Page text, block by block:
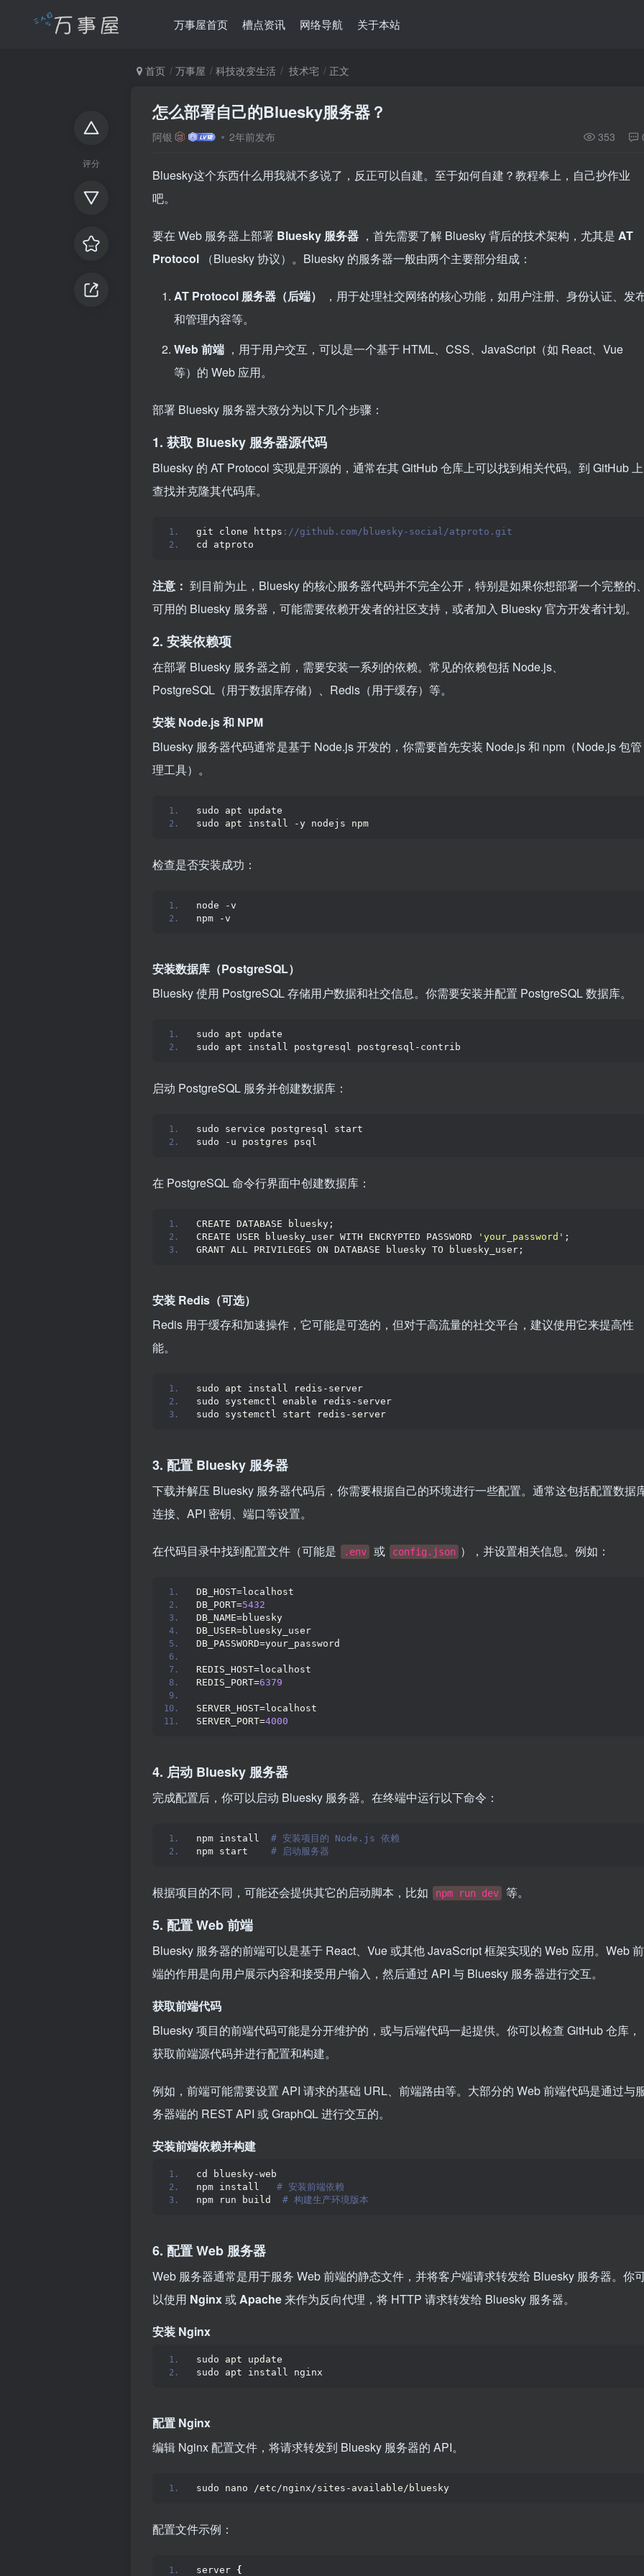
万事屋首页 槽点资讯 网络导航 关于本站
评分
首页 万事屋 科技改变生活 技术宅 正文
怎么部署自己的Bluesky服务器？
阿银 2年前发布 353
Bluesky这个东西什么用我就不多说了，反正可以自建。至于如何自建？教程奉上，自己抄作业
吧。
要在 Web 服务器上部署 Bluesky 服务器 ，首先需要了解 Bluesky 背后的技术架构，尤其是 AT
Protocol
（Bluesky 协议）。Bluesky 的服务器一般由两个主要部分组成：
AT Protocol 服务器（后端）
，用于处理社交网络的核心功能，如用户注册、身份认证、发
和管理内容等。
Web 前端 ，用于用户交互，可以是一个基于 HTML、CSS、JavaScript（如 React、Vue
等）的 Web 应用。
部署 Bluesky 服务器大致分为以下几个步骤：
1. 获取 Bluesky 服务器源代码
Bluesky 的 AT Protocol 实现是开源的，通常在其 GitHub 仓库上可以找到相关代码。到 GitHub 上
查找并克隆其代码库。
git clone https ://github.com/bluesky-social/atproto.git
cd atproto
注意： 到目前为止，Bluesky 的核心服务器代码并不完全公开，特别是如果你想部署一个完整的
可用的 Bluesky 服务器，可能需要依赖开发者的社区支持，或者加入 Bluesky 官方开发者计划。
2. 安装依赖项
在部署 Bluesky 服务器之前，需要安装一系列的依赖。常见的依赖包括 Node.js、
PostgreSQL（用于数据库存储）、Redis（用于缓存）等。
安装 Node.js 和 NPM
Bluesky 服务器代码通常是基于 Node.js 开发的，你需要首先安装 Node.js 和 npm（Node.js 包管
理工具）。
sudo apt update
sudo apt install -y nodejs npm
检查是否安装成功：
node -v
npm -v
安装数据库（PostgreSQL）
Bluesky 使用 PostgreSQL 存储用户数据和社交信息。你需要安装并配置 PostgreSQL 数据库。
sudo apt update
sudo apt install postgresql postgresql-contrib
启动 PostgreSQL 服务并创建数据库：
sudo service postgresql start
sudo -u postgres psql
在 PostgreSQL 命令行界面中创建数据库：
CREATE DATABASE bluesky;
CREATE USER bluesky_user WITH ENCRYPTED PASSWORD
'your_password' ;
GRANT ALL PRIVILEGES ON DATABASE bluesky TO bluesky_user;
安装 Redis（可选）
Redis 用于缓存和加速操作，它可能是可选的，但对于高流量的社交平台，建议使用它来提高性
能。
sudo apt install redis-server
sudo systemctl enable redis-server
sudo systemctl start redis-server
3. 配置 Bluesky 服务器
下载并解压 Bluesky 服务器代码后，你需要根据自己的环境进行一些配置。通常这包括配置数据
连接、API 密钥、端口等设置。
在代码目录中找到配置文件（可能是 .env 或 config.json ），并设置相关信息。例如：
DB_HOST=localhost
DB_PORT=5432
DB_NAME=bluesky
DB_USER=bluesky_user
DB_PASSWORD=your_password
REDIS_HOST=localhost
REDIS_PORT=6379
SERVER_HOST=localhost
SERVER_PORT=4000
4. 启动 Bluesky 服务器
完成配置后，你可以启动 Bluesky 服务器。在终端中运行以下命令：
npm install
# 安装项目的 Node.js 依赖
npm start
# 启动服务器
根据项目的不同，可能还会提供其它的启动脚本，比如 npm run dev 等。
5. 配置 Web 前端
Bluesky 服务器的前端可以是基于 React、Vue 或其他 JavaScript 框架实现的 Web 应用。Web 前
端的作用是向用户展示内容和接受用户输入，然后通过 API 与 Bluesky 服务器进行交互。
获取前端代码
Bluesky 项目的前端代码可能是分开维护的，或与后端代码一起提供。你可以检查 GitHub 仓库，
获取前端源代码并进行配置和构建。
例如，前端可能需要设置 API 请求的基础 URL、前端路由等。大部分的 Web 前端代码是通过与
务器端的 REST API 或 GraphQL 进行交互的。
安装前端依赖并构建
cd bluesky-web
npm install
# 安装前端依赖
npm run build
# 构建生产环境版本
6. 配置 Web 服务器
Web 服务器通常是用于服务 Web 前端的静态文件，并将客户端请求转发给 Bluesky 服务器。你
以使用 Nginx或Apache来作为反向代理，将 HTTP 请求转发给 Bluesky 服务器。
安装 Nginx
sudo apt update
sudo apt install nginx
配置 Nginx
编辑 Nginx 配置文件，将请求转发到 Bluesky 服务器的 API。
sudo nano /etc/nginx/sites-available/bluesky
配置文件示例：
server {